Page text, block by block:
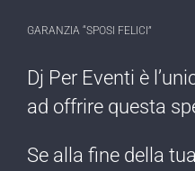
GARANZIA “SPOSI FELICI”
Dj Per Eventi è
ad offrire ​questa
Se alla fine della